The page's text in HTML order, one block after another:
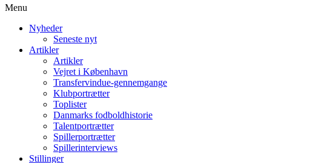
Menu
Nyheder
Seneste nyt
Artikler
Artikler
Vejret i København
Transfervindue-gennemgange
Klubportrætter
Toplister
Danmarks fodboldhistorie
Talentportrætter
Spillerportrætter
Spillerinterviews
Stillinger